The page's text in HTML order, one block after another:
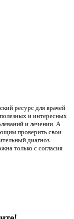
ресурс для врачей
и интересных
и лечении. А
проверить свои
диагноз.
только с согласия